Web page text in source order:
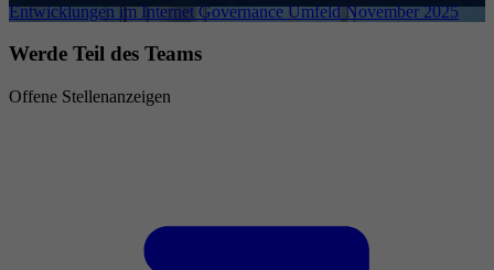
Entwicklungen im Internet Governance Umfeld November 2025
Werde Teil des Teams
Offene Stellenanzeigen